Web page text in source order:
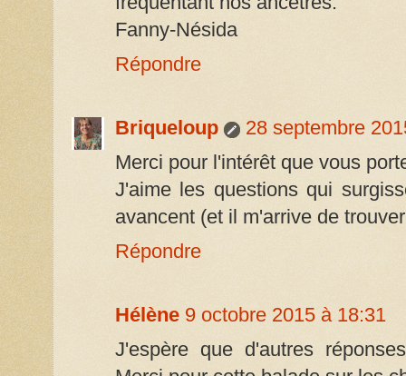
Fanny-Nésida
Répondre
Briqueloup
28 septembre
Merci pour l'intérêt que vous
J'aime les questions qui
avancent (et il m'arrive de
Répondre
Hélène 9 octobre 2015 à 18:31
J'espère que d'autres